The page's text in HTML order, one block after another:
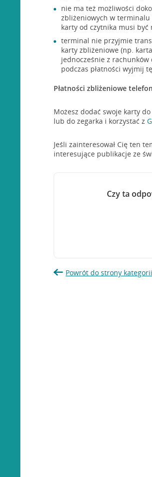
nie ma też możliwości
zbliżeniowych w terminalu
karty od czytnika musi
terminal nie przyjmie
karty zbliżeniowe (np.
jednocześnie z rachunków
podczas płatności wyjmij
Płatności zbliżeniowe
Możesz dodać swoje karty
lub do zegarka i korzystać z
Jeśli zainteresował Cię ten
interesujące publikacje ze
Czy ta
Powrót do strony kategorii